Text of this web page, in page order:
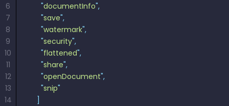
      "
documentInfo",
      "
save",
      "
watermark",
      "
security",
      "
flattened",
      "
share",
      "
openDocument",
      "
snip"
6
7
8
9
10
11
12
13
14